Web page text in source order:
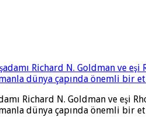
Richard N. Goldman ve
dünya çapında önemli bir